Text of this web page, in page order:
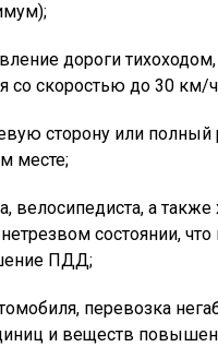
дороги тихоходом,
со скоростью до 30 км/
сторону или полный
месте;
велосипедиста, а также
состоянии, что
ПДД;
перевозка
и веществ